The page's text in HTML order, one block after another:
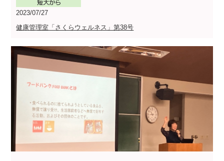
2023/07/27
健康管理室「さくらウェルネス」第38号